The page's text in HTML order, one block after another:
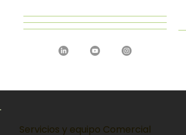
Servicios y equipo Comercial